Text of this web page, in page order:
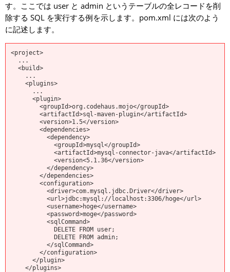
す。ここでは user と admin というテーブルの全レコードを削
除する SQL を実行する例を示します。pom.xml には次のよう
に記述します。
<project>
...
<build>
...
<plugins>
...
<plugin>
<groupId>org.codehaus.mojo</groupId>
<artifactId>sql-maven-plugin</artifactId>
<version>1.5</version>
<dependencies>
<dependency>
<groupId>mysql</groupId>
<artifactId>mysql-connector-java</artifactId>
<version<5.1.36</version>
</dependency>
</dependencies>
<configuration>
<driver>com.mysql.jdbc.Driver</driver>
<url>jdbc:mysql://localhost:3306/hoge</url>
<username>hoge</username>
<password>moge</password>
<sqlCommand>
DELETE FROM user;
DELETE FROM admin;
</sqlCommand>
</configuration>
</plugin>
</plugins>